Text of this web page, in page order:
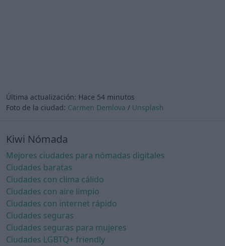
Última actualización: Hace 54 minutos
Foto de la ciudad: Carmen Demlova / Unsplash
Kiwi Nómada
Mejores ciudades para nómadas digitales
Ciudades baratas
Ciudades con clima cálido
Ciudades con aire limpio
Ciudades con internet rápido
Ciudades seguras
Ciudades seguras para mujeres
Ciudades LGBTQ+ friendly